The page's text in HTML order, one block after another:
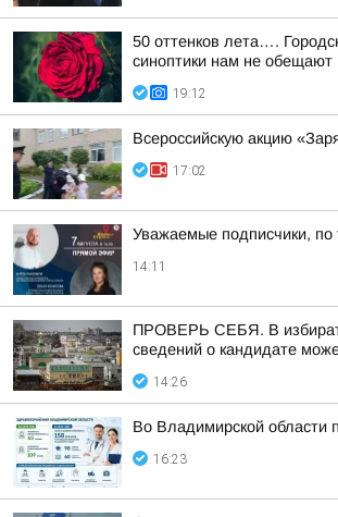
50 оттенков лета….
синоптики нам не обещают
19:12
Всероссийскую акцию
17:02
Уважаемые подписчики,
14:11
ПРОВЕРЬ СЕБЯ. В
сведений о кандидате
14:26
Во Владимирской области
16:23